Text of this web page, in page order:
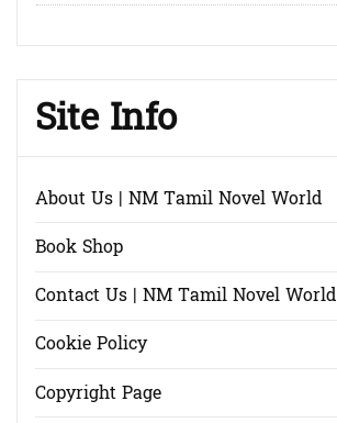
Site Info
About Us | NM Tamil Novel World
Book Shop
Contact Us | NM Tamil Novel World
Cookie Policy
Copyright Page